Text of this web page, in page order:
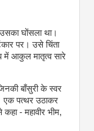
घोंसला था।
पर। उसे चिंता
में आकुल मातृत्व सारे
बाँसुरी के स्वर
एक पत्थर उठाकर
- महावीर भीम,